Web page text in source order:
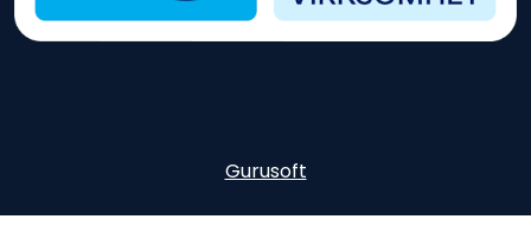
Gurusoft